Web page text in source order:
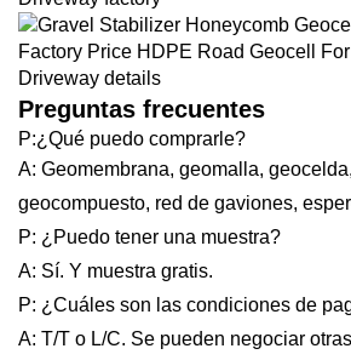
Preguntas frecuentes
P:¿Qué puedo comprarle?
A: Geomembrana, geomalla,
geocompuesto, red de gaviones,
P: ¿Puedo tener una muestra?
A: Sí. Y muestra gratis.
P: ¿Cuáles son las condiciones de
A: T/T o L/C. Se pueden negociar